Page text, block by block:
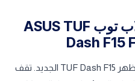
اندفع في العمل مع اللاب توب ASUS TUF
Dash F15
تحدد الخطوط الواضحة شكل ومظهر TUF Dash F15 الجديد. تقف